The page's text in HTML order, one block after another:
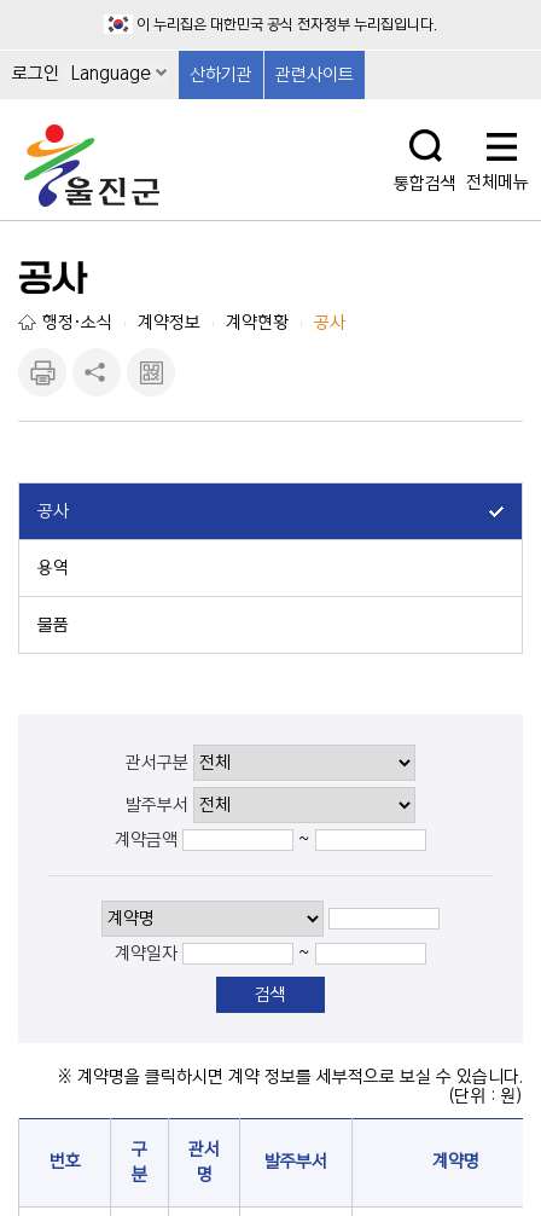
이 누리집은 대한민국 공식 전자정부 누리집입니다.
로그인 Language 산하기관 관련사이트
통합검색 전체메뉴
공사
행정·소식 계약정보 계약현황 공사
기
기
크 보
공사
용역
물품
관서구분
발주부서
계약금액
~
계약일자 ~
※ 계약명을 클릭하시면 계약 정보를 세부적으로 보실 수 있습니다.
(단위 : 원)
번호
구
분
관서
명
발주부서 계약명